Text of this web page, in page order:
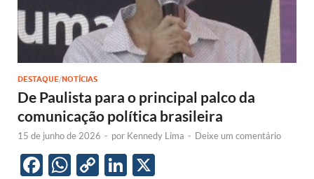
DESTAQUE/NOTÍCIAS
De Paulista para o principal palco da
comunicação política brasileira
15 de junho de 2026 - por Kennedy Lima - Deixe um comentário
F
W C
Li